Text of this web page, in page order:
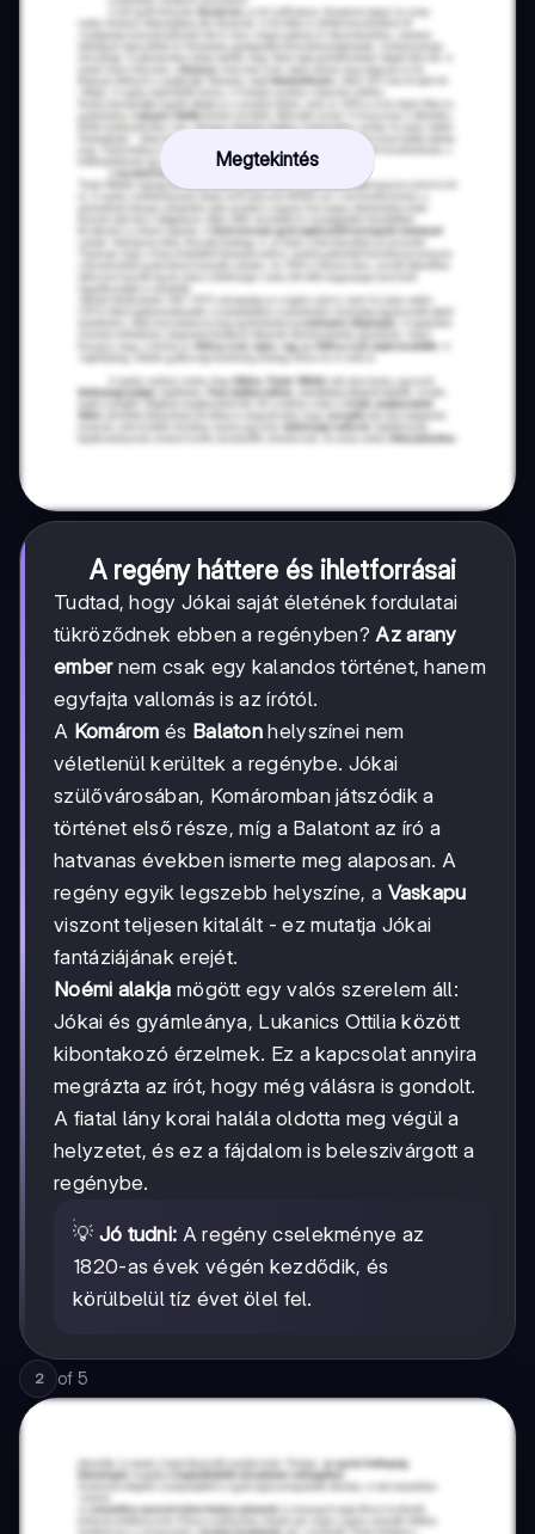
Megtekintés
A regény háttere és ihletforrásai
Tudtad, hogy Jókai saját életének fordulatai
tükröződnek ebben a regényben? Az arany
embernem csak egy kalandos történet, hanem
egyfajta vallomás is az írótól.
A Komárom és Balaton helyszínei nem
véletlenül kerültek a regénybe. Jókai
szülővárosában, Komáromban játszódik a
történet első része, míg a Balatont az író a
hatvanas években ismerte meg alaposan. A
regény egyik legszebb helyszíne, a Vaskapu
viszont teljesen kitalált - ez mutatja Jókai
fantáziájának erejét.
Noémi alakja mögött egy valós szerelem áll:
Jókai és gyámleánya, Lukanics Ottilia között
kibontakozó érzelmek. Ez a kapcsolat annyira
megrázta az írót, hogy még válásra is gondolt.
A fiatal lány korai halála oldotta meg végül a
helyzetet, és ez a fájdalom is beleszivárgott a
regénybe.
💡 Jó tudni: A regény cselekménye az
1820-as évek végén kezdődik, és
körülbelül tíz évet ölel fel.
2 of 5